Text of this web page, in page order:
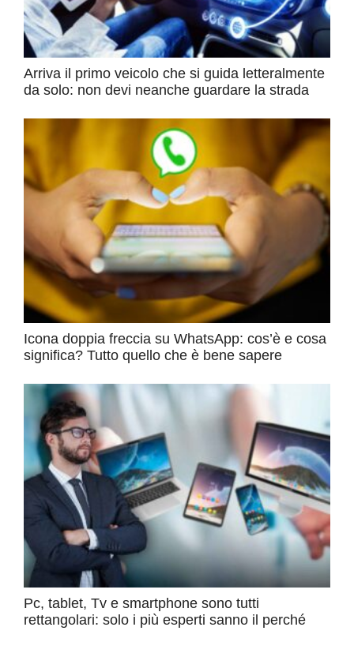
Arriva il primo veicolo che si guida letteralmente
da solo: non devi neanche guardare la strada
Icona doppia freccia su WhatsApp: cos’è e cosa
significa? Tutto quello che è bene sapere
Pc, tablet, Tv e smartphone sono tutti
rettangolari: solo i più esperti sanno il perché